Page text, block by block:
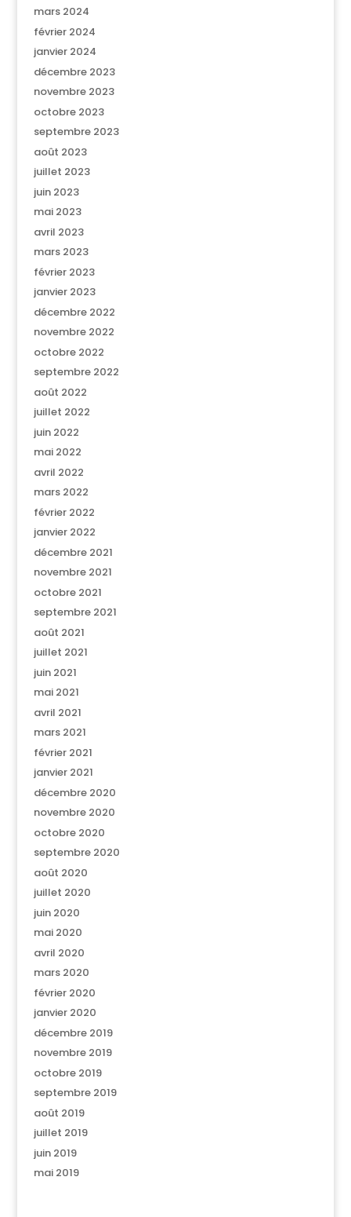
mars 2024
février 2024
janvier 2024
décembre 2023
novembre 2023
octobre 2023
septembre 2023
août 2023
juillet 2023
juin 2023
mai 2023
avril 2023
mars 2023
février 2023
janvier 2023
décembre 2022
novembre 2022
octobre 2022
septembre 2022
août 2022
juillet 2022
juin 2022
mai 2022
avril 2022
mars 2022
février 2022
janvier 2022
décembre 2021
novembre 2021
octobre 2021
septembre 2021
août 2021
juillet 2021
juin 2021
mai 2021
avril 2021
mars 2021
février 2021
janvier 2021
décembre 2020
novembre 2020
octobre 2020
septembre 2020
août 2020
juillet 2020
juin 2020
mai 2020
avril 2020
mars 2020
février 2020
janvier 2020
décembre 2019
novembre 2019
octobre 2019
septembre 2019
août 2019
juillet 2019
juin 2019
mai 2019